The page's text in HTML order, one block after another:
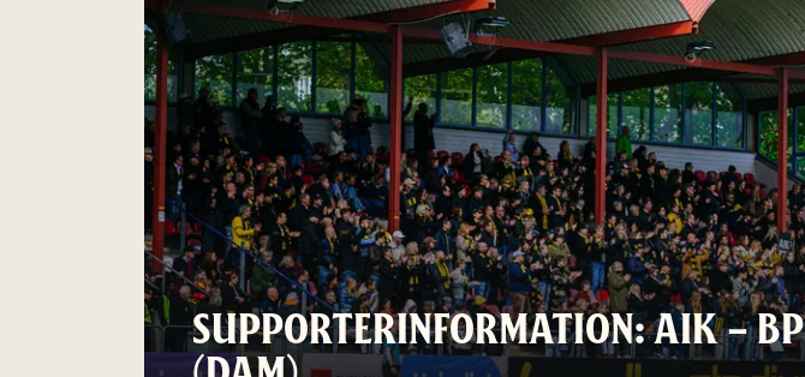
SUPPORTERINFORMATION: AIK – BP